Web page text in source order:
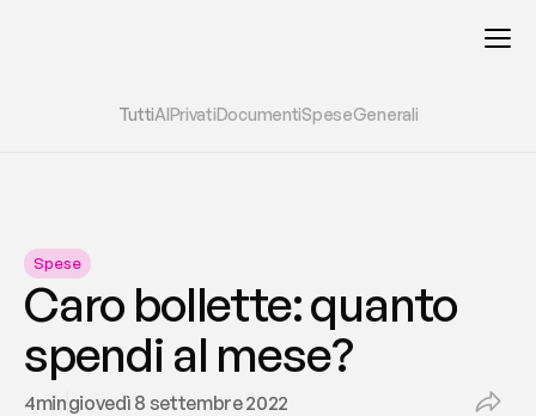
TuttiAIPrivatiDocumentiSpeseGenerali
Spese
Caro bollette: quanto
spendi al mese?
4mingiovedì 8 settembre 2022